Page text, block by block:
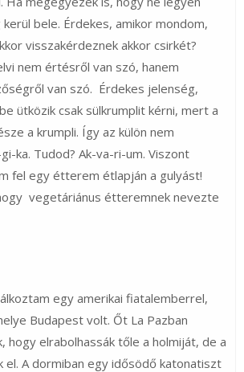
bele. Érdekes, amikor mondom,
visszakérdeznek akkor csirkét?
nem értésről van szó, hanem
van szó. Érdekes jelenség,
ütközik csak sülkrumplit kérni, mert a
a krumpli. Így az külön nem
ka. Tudod? Ak-va-ri-um. Viszont
fel egy étterem étlapján a gulyást!
vegetáriánus étteremnek nevezte
egy amerikai fiatalemberrel,
Budapest volt. Őt La Pazban
hogy elrabolhassák tőle a holmiját, de a
A dormiban egy idősödő katonatiszt